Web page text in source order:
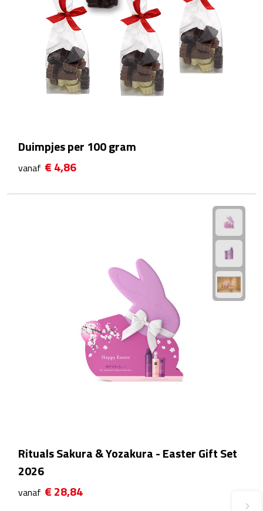
Rijbewijs- & kentekenhoezen
USB autoladers
Veiligheidshamers
Zonneschermen
Fiets Accessoires
Fiets reparatiesets
Drinkbekers
Bekers
Duimpjes per 100 gram
vanaf € 4,86
Rituals Sakura & Yozakura - Easter Gift Set
2026
vanaf € 28,84